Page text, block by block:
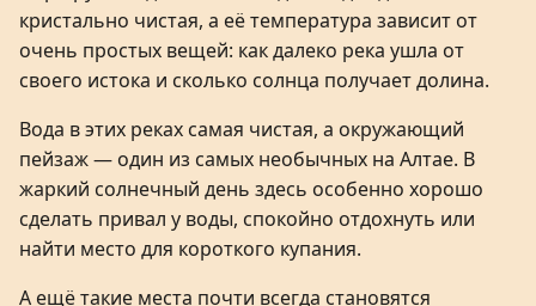
кристально чистая, а её температура зависит от
очень простых вещей: как далеко река ушла от
своего истока и сколько солнца получает долина.
Вода в этих реках самая чистая, а окружающий
пейзаж — один из самых необычных на Алтае. В
жаркий солнечный день здесь особенно хорошо
сделать привал у воды, спокойно отдохнуть или
найти место для короткого купания.
А ещё такие места почти всегда становятся